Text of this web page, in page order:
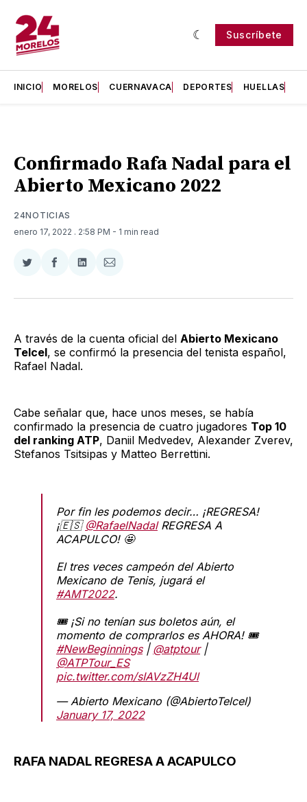
Suscríbete
INICIO MORELOS CUERNAVACA DEPORTES HUELLAS
Confirmado Rafa Nadal para el
Abierto Mexicano 2022
24NOTICIAS
enero 17, 2022 . 2:58 PM - 1 min read
Compartir
Twitter
Compartir
Facebook
Compartir
LinkedIn
Compartir
Email
A través de la cuenta oficial del Abierto Mexicano
Telcel, se confirmó la presencia del tenista español,
Rafael Nadal.
Cabe señalar que, hace unos meses, se había
confirmado la presencia de cuatro jugadores Top 10
del ranking ATP, Daniil Medvedev, Alexander Zverev,
Stefanos Tsitsipas y Matteo Berrettini.
Por fin les podemos decir… ¡REGRESA!
¡🇪🇸@RafaelNadalREGRESA A
ACAPULCO! 🤩
El tres veces campeón del Abierto
Mexicano de Tenis, jugará el
#AMT2022.
🎟️ ¡Si no tenían sus boletos aún, el
momento de comprarlos es AHORA! 🎟️
#NewBeginnings| @atptour|
@ATPTour_ES
pic.twitter.com/sIAVzZH4Ul
— Abierto Mexicano (@AbiertoTelcel)
January 17, 2022
RAFA NADAL REGRESA A ACAPULCO